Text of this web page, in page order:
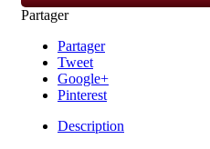
Partager
Partager
Tweet
Google+
Pinterest
Description